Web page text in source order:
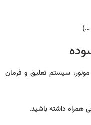
سیستم تعلیق و فرمان
داشته باشید.